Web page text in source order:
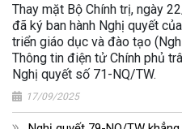
Thay mặt Bộ Chính trị, ngày
đã ký ban hành Nghị quyết
triển giáo dục và đào tạo
Thông tin điện tử Chính phủ
Nghị quyết số 71-NQ/TW.
17/09/2025